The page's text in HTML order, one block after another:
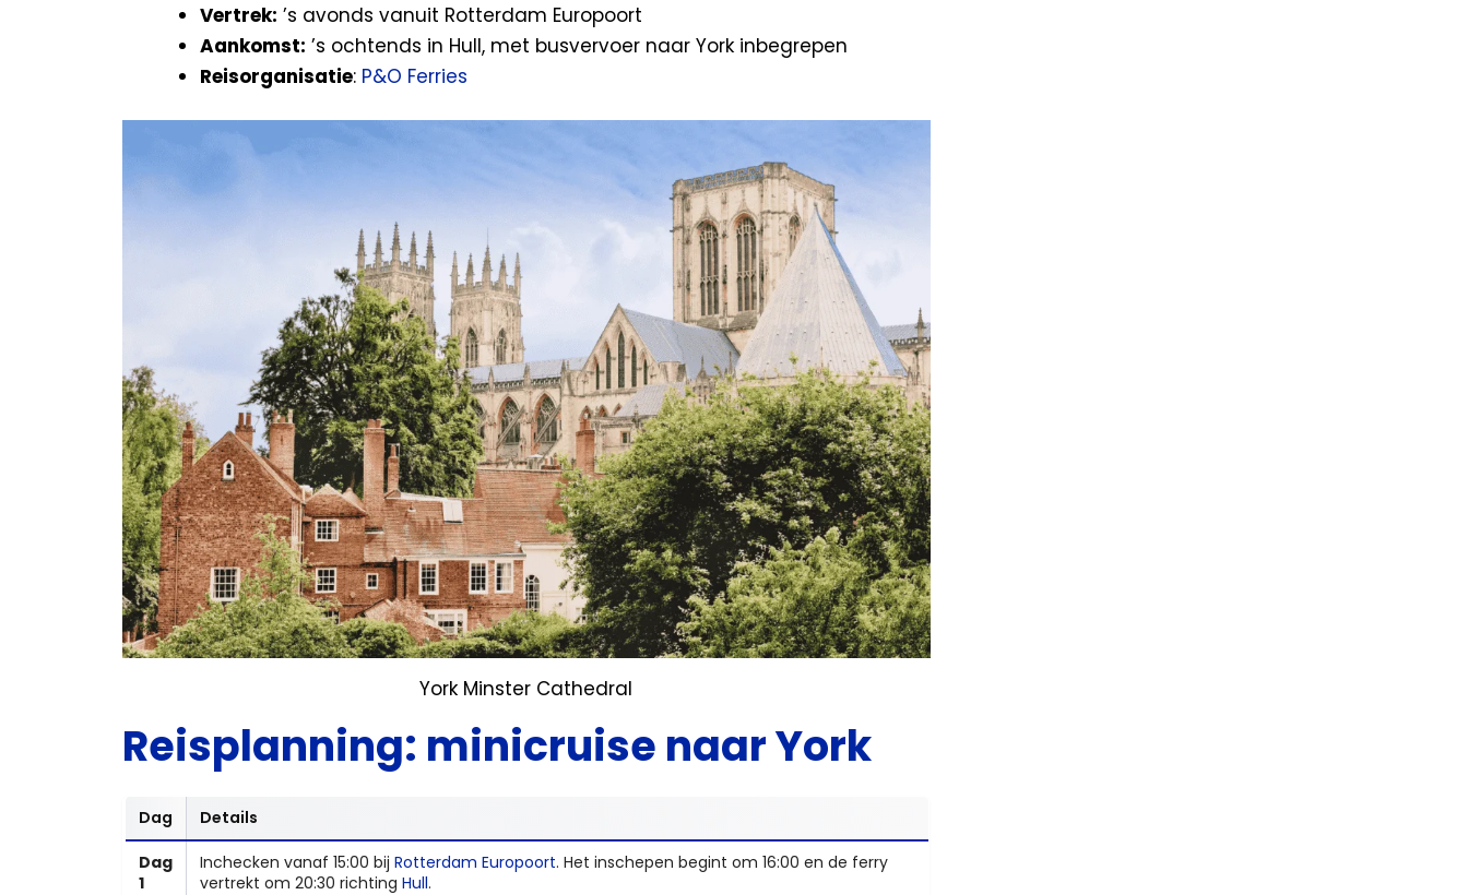
Vertrek: ’s avonds vanuit Rotterdam Europoort
Aankomst: ’s ochtends in Hull, met busvervoer naar York inbegrepen
Reisorganisatie: P&O Ferries
York Minster Cathedral
Reisplanning: minicruise naar York
Dag Details
Dag
1
Inchecken vanaf 15:00 bij Rotterdam Europoort. Het inschepen begint om 16:00 en de ferry
vertrekt om 20:30 richting Hull.